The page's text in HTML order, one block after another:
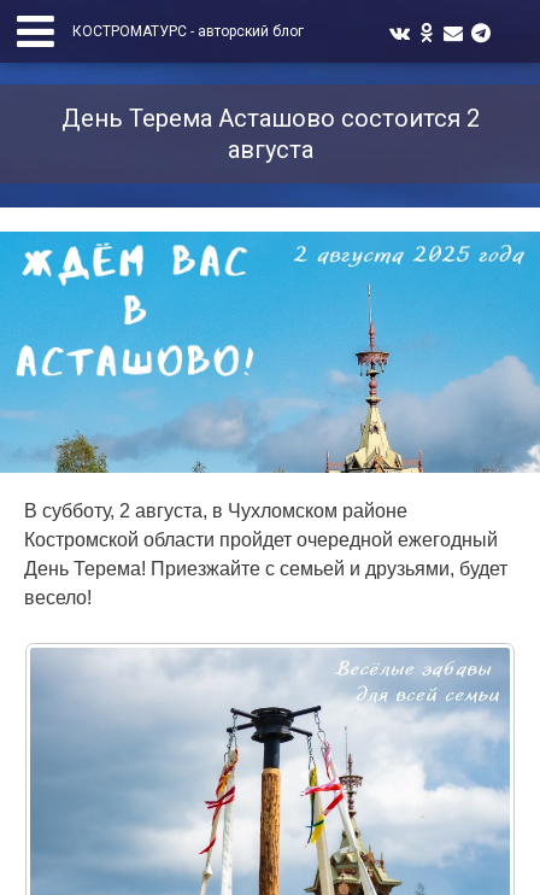
КОСТРОМАТУРС - авторский блог
День Терема Асташово состоится 2
августа
В субботу, 2 августа, в Чухломском районе
Костромской области пройдет очередной ежегодный
День Терема! Приезжайте с семьей и друзьями, будет
весело!